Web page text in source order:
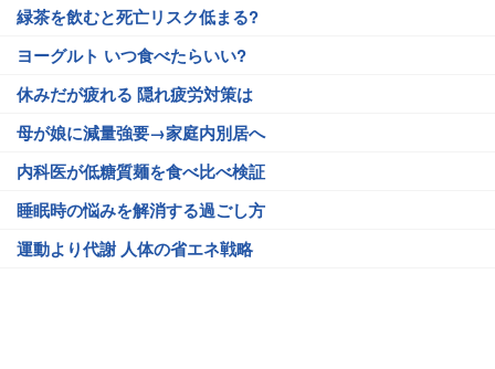
緑茶を飲むと死亡リスク低まる?
ヨーグルト いつ食べたらいい?
休みだが疲れる 隠れ疲労対策は
母が娘に減量強要→家庭内別居へ
内科医が低糖質麺を食べ比べ検証
睡眠時の悩みを解消する過ごし方
運動より代謝 人体の省エネ戦略